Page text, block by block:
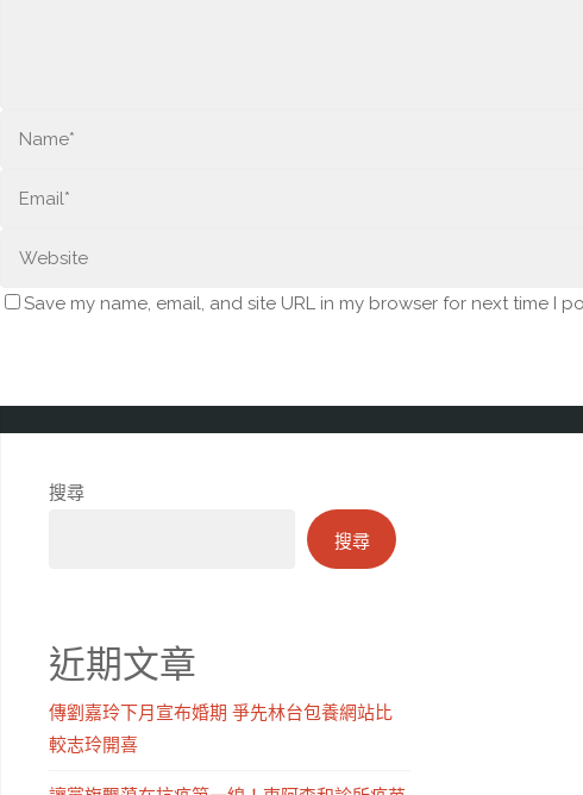
Save my name, email, and site URL in my browser for next time I
搜尋
搜尋
近期文章
傳劉嘉玲下月宣布婚期 爭先林台包養網站比
較志玲開喜